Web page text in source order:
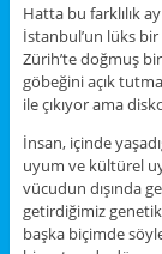
Hatta bu farklılık
İstanbul’un lüks
Zürih’te doğmuş bir
göbeğini açık
ile çıkıyor ama
İnsan, içinde
uyum ve kültürel
vücudun dışında
getirdiğimiz
başka biçimde